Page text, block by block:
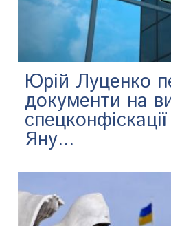
Юрій Луценко
документи на
Яну...